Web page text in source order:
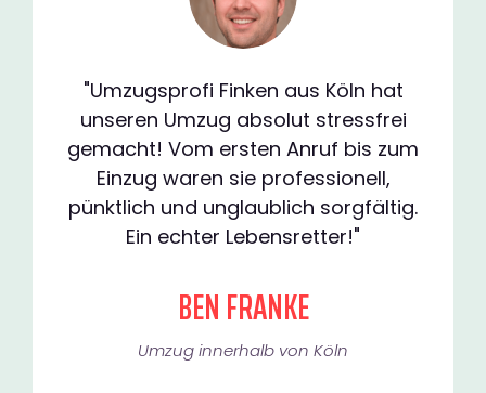
"Umzugsprofi Finken aus Köln hat
unseren Umzug absolut stressfrei
gemacht! Vom ersten Anruf bis zum
Einzug waren sie professionell,
pünktlich und unglaublich sorgfältig.
Ein echter Lebensretter!"
BEN FRANKE
Umzug innerhalb von Köln​